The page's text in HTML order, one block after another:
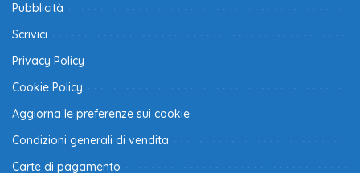
Pubblicità
Scrivici
Privacy Policy
Cookie Policy
Aggiorna le preferenze sui cookie
Condizioni generali di vendita
Carte di pagamento